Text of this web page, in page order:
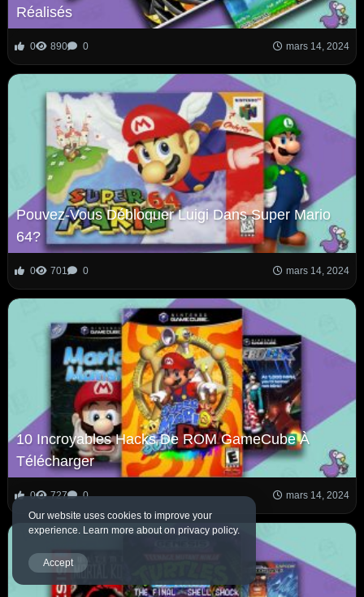
Réalisés
0 890 0 mars 14, 2024
Pouvez-Vous Débloquer Luigi Dans Super Mario
64?
0 701 0 mars 14, 2024
10 Incroyables Hacks De ROM GameCube À
Télécharger
0 727 0
mars 14, 2024
Our website uses cookies to improve your
experience. Learn more about on privacy policy.
Accept